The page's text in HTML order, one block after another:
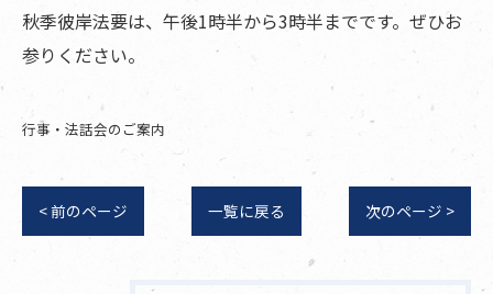
秋季彼岸法要は、午後1時半から3時半までです。ぜひお
参りください。
行事・法話会のご案内
< 前のページ 一覧に戻る 次のページ >